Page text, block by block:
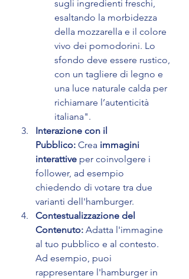
sugli ingredienti freschi,
esaltando la morbidezza
della mozzarella e il colore
vivo dei pomodorini. Lo
sfondo deve essere rustico,
con un tagliere di legno e
una luce naturale calda per
richiamare l’autenticità
italiana".
Interazione con il
Pubblico: Crea immagini
interattive per coinvolgere i
follower, ad esempio
chiedendo di votare tra due
varianti dell'hamburger.
Contestualizzazione del
Contenuto: Adatta l'immagine
al tuo pubblico e al contesto.
Ad esempio, puoi
rappresentare l'hamburger in